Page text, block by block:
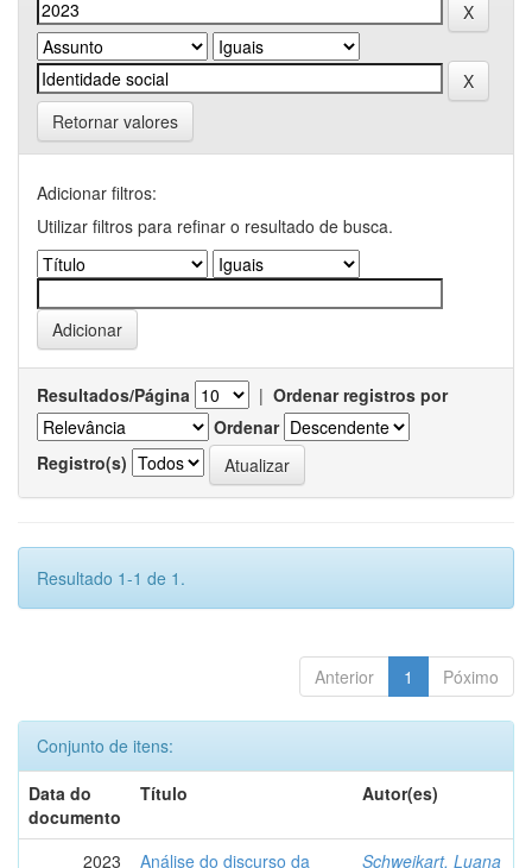
Retornar valores
Adicionar filtros:
Utilizar filtros para refinar o resultado de busca.
Resultados/Página | Ordenar registros por
Ordenar
Registro(s)
Resultado 1-1 de 1.
Anterior 1 Póximo
Conjunto de itens:
Data do
documento
Título Autor(es)
2023
Análise do discurso da
Schweikart, Luana